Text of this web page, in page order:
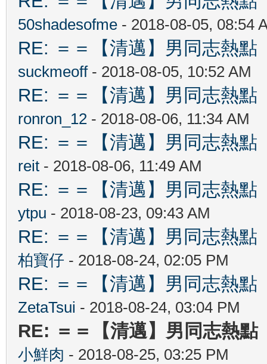
50shadesofme - 2018-08-05, 08:54
RE: ＝＝【清邁】男同志熱
suckmeoff- 2018-08-05, 10:52 AM
RE: ＝＝【清邁】男同志熱
ronron_12 - 2018-08-06, 11:34 AM
RE: ＝＝【清邁】男同志熱
reit - 2018-08-06, 11:49 AM
RE: ＝＝【清邁】男同志熱
ytpu - 2018-08-23, 09:43 AM
RE: ＝＝【清邁】男同志熱
柏寶仔 - 2018-08-24, 02:05 PM
RE: ＝＝【清邁】男同志熱
ZetaTsui - 2018-08-24, 03:04 PM
RE: ＝＝【清邁】男同志熱
小鮮肉 - 2018-08-25, 03:25 PM